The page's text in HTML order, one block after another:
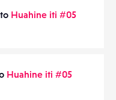
Huahine iti #05
Huahine iti #05